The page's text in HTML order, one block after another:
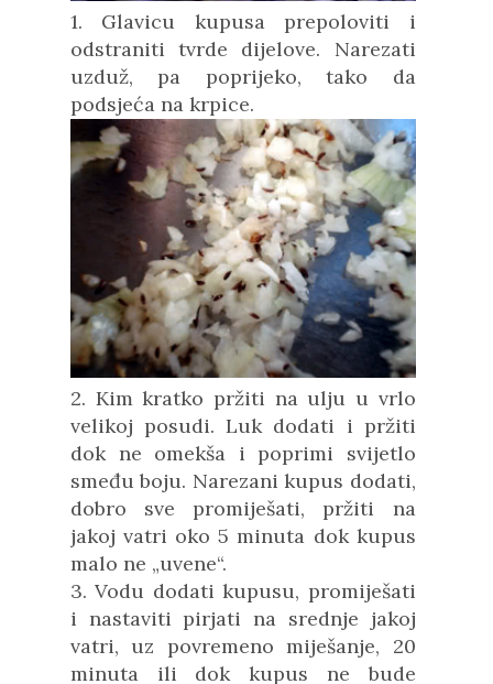
1. Glavicu kupusa prepoloviti i
odstraniti tvrde dijelove. Narezati
uzduž, pa poprijeko, tako da
podsjeća na krpice.
2. Kim kratko pržiti na ulju u vrlo
velikoj posudi.Luk dodati i pržiti
dok ne omekša i poprimi svijetlo
smeđu boju. Narezani kupus dodati,
dobro sve promiješati, pržiti na
jakoj vatri oko 5 minuta dok kupus
malo ne „uvene“.
3. Vodu dodati kupusu, promiješati
i nastaviti pirjati na srednje jakoj
vatri, uz povremeno miješanje, 20
minuta ili dok kupus ne bude